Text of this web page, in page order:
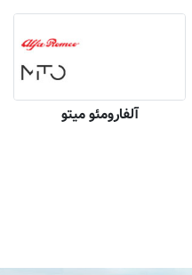
آلفارومئو میتو